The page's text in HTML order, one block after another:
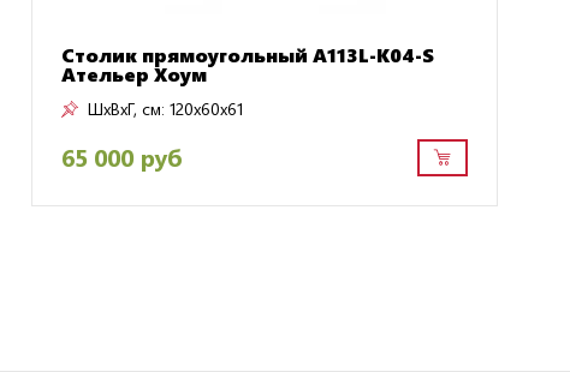
Столик прямоугольный A113L-K04-S
Ательер Хоум
ШxВxГ, см: 120x60x61
65 000 руб